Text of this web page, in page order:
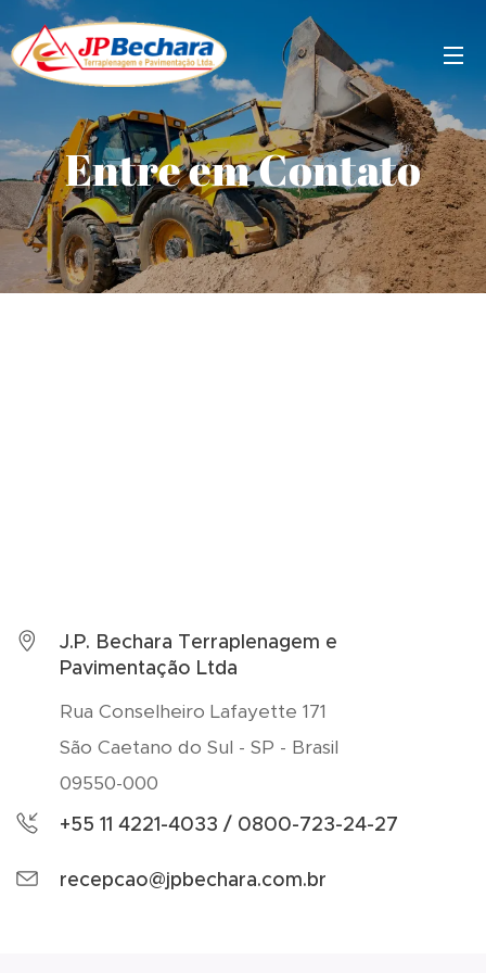
Entre em Contato
J.P. Bechara Terraplenagem e
Pavimentação Ltda
Rua Conselheiro Lafayette 171
São Caetano do Sul - SP - Brasil
09550-000
+55 11 4221-4033 / 0800-723-24-27
recepcao@jpbechara.com.br